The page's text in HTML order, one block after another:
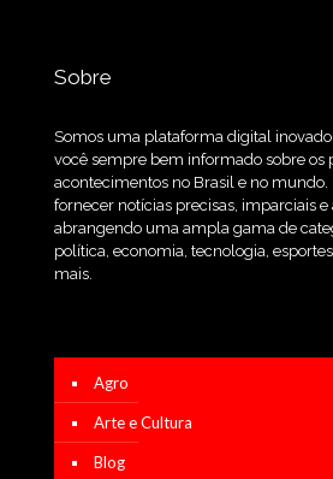
Sobre
Somos uma plataforma digital
você sempre bem informado sobre os
acontecimentos no Brasil e no mundo.
fornecer notícias precisas, imparciais e
abrangendo uma ampla gama de
política, economia, tecnologia,
mais.
Agro
Arte e Cultura
Blog